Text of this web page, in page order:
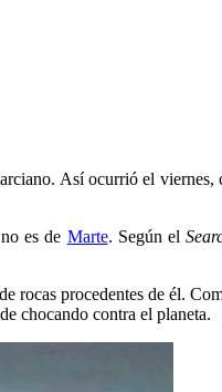
Así ocurrió el viernes,
es de Marte. Según el
rocas procedentes de él.
chocando contra el planeta.